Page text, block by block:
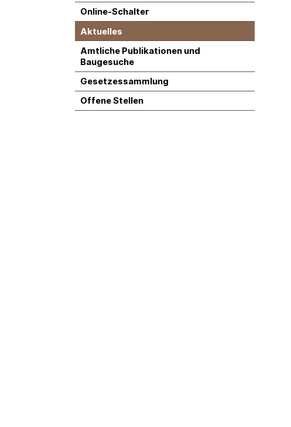
Online-Schalter
Aktuelles
Amtliche Publikationen und
Baugesuche
Gesetzessammlung
Offene Stellen